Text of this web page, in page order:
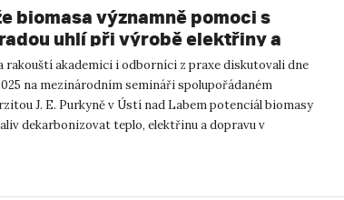
biomasa významně pomoci s
uhlí při výrobě elektřiny a
v roce 2030?
rakouští akademici i odborníci z praxe diskutovali dne
2025 na mezinárodním semináři spolupořádaném
J. E. Purkyně v Ústí nad Labem potenciál biomasy
dekarbonizovat teplo, elektřinu a dopravu v